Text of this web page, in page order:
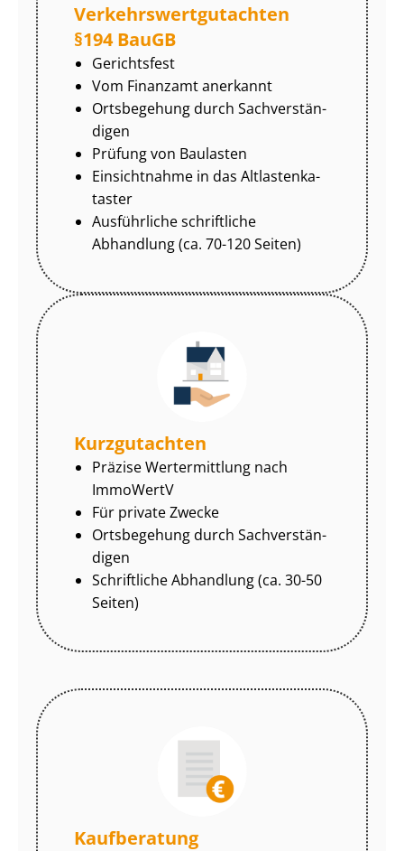
Ver­kehrs­wert­gut­ach­ten
§194 BauGB
Gerichtsfest
Vom Finanzamt anerkannt
Ortsbegehung durch Sach­ver­stän­
di­gen
Prüfung von Baulasten
Einsichtnahme in das Alt­las­ten­ka­
tas­ter
Ausführliche schriftliche
Abhandlung (ca. 70-120 Seiten)
Kurzgutachten
Präzise Wertermittlung nach
ImmoWertV
Für private Zwecke
Ortsbegehung durch Sach­ver­stän­
di­gen
Schriftliche Abhandlung (ca. 30-50
Seiten)
Kaufberatung